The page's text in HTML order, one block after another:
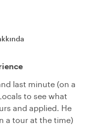
last minute (on a
to see what
and applied. He
a tour at the time)